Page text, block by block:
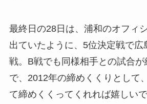
最終日の28日は、浦和のオフィ
出ていたように、5位決定戦で広
戦。B戦でも同様相手との試合
で、2012年の締めくくりとして
て締めくくってくれれば嬉しいで